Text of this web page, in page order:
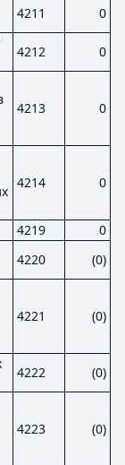
4211
0
4212
0
4213 0
4214 0
4219
0
4220
(0)
4221 (0)
4222
(0)
4223 (0)